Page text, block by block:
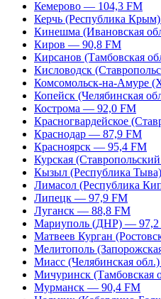
Кемерово — 104,3 FM
Керчь (Республика
Кинешма (Ивановская
Киров — 90,8 FM
Кирсанов (Тамбовская
Кисловодск
Комсомольск-на-Амуре
Копейск (Челябинская
Кострома — 92,0 FM
Красногвардейское
Краснодар — 87,9 FM
Красноярск — 95,4 FM
Курская
Кызыл (Республика
Лимасол (Республика
Липецк — 97,9 FM
Луганск — 88,8 FM
Мариуполь (ДНР) — 97,2
Матвеев Курган
Мелитополь
Миасс (Челябинская
Мичуринск (Тамбовская
Мурманск — 90,4 FM